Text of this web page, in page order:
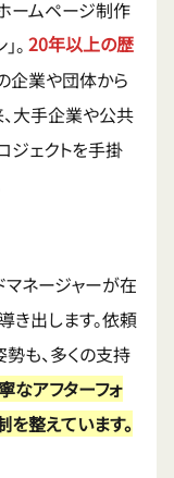
ームページ制作
。 20年以上の歴
企業や団体から
大手企業や公共
ジェクトを手掛
マネージャーが在
き出します。依頼
も、多くの支持
なアフターフォ
整えています。